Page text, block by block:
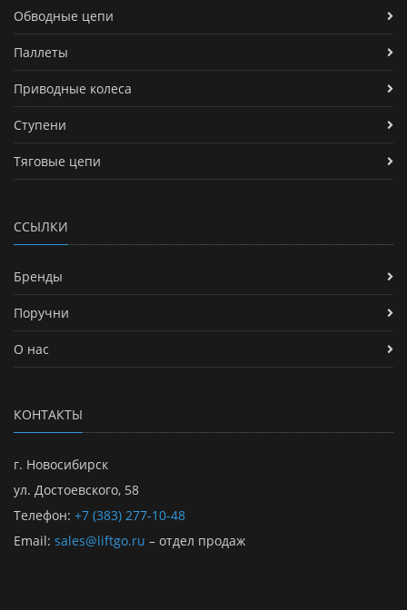
Обводные цепи
Паллеты
Приводные колеса
Ступени
Тяговые цепи
ССЫЛКИ
Бренды
Поручни
О нас
КОНТАКТЫ
г. Новосибирск
ул. Достоевского, 58
Телефон: +7 (383) 277-10-48
Email: sales@liftgo.ru – отдел продаж